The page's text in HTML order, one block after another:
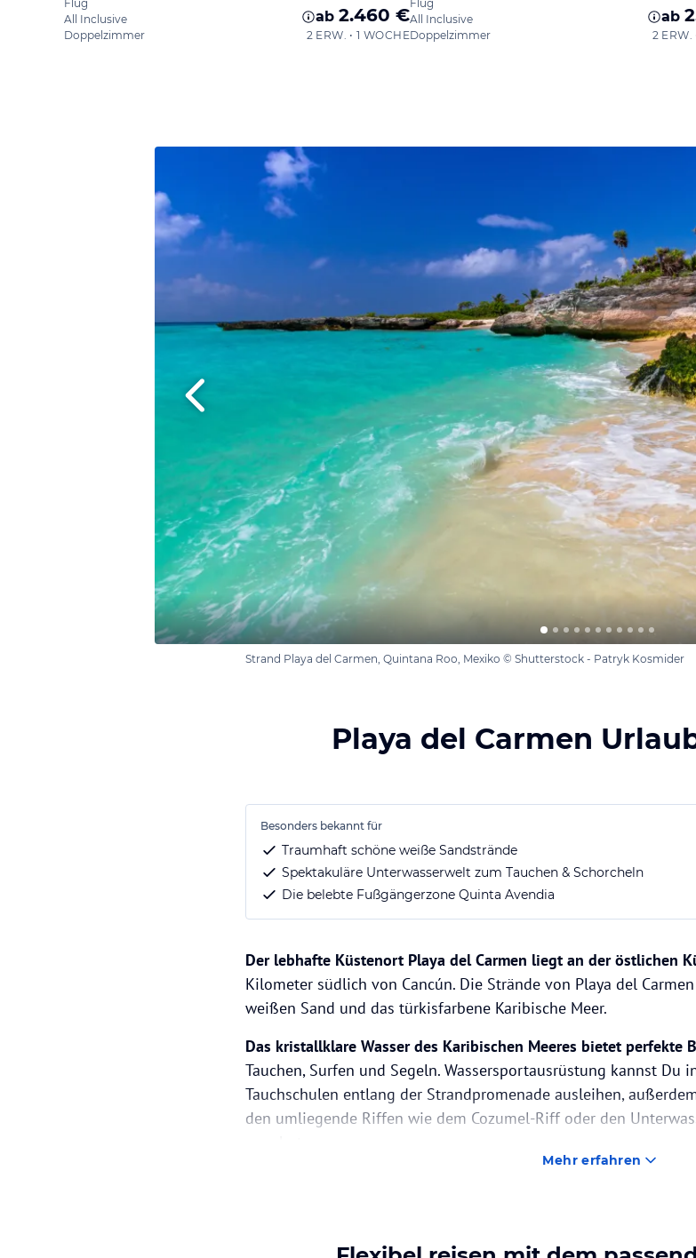
Flug
All Inclusive
Doppelzimmer
ab 2.460 €
2 ERW. • 1 WOCHE
Flug
All Inclusive
Doppelzimmer
ab
2 ERW.
Strand Playa del Carmen, Quintana Roo, Mexiko © Shutterstock - Patryk Kosmider
Playa del Carmen
Besonders bekannt für
Traumhaft schöne weiße Sandstrände
Spektakuläre Unterwasserwelt zum Tauchen & Schorcheln
Die belebte Fußgängerzone Quinta Avendia
Der lebhafte Küstenort Playa del Carmen liegt an der östlichen
Kilometer südlich von Cancún. Die Strände von Playa del
weißen Sand und das türkisfarbene Karibische Meer.
Das kristallklare Wasser des Karibischen Meeres bietet perfekte
Tauchen, Surfen und Segeln. Wassersportausrüstung kannst Du
Tauchschulen entlang der Strandpromenade ausleihen,
den umliegende Riffen wie dem Cozumel-Riff oder den
ie Quinta Avenida (Fifth Avenue) ist eine der
Mehr erfahren